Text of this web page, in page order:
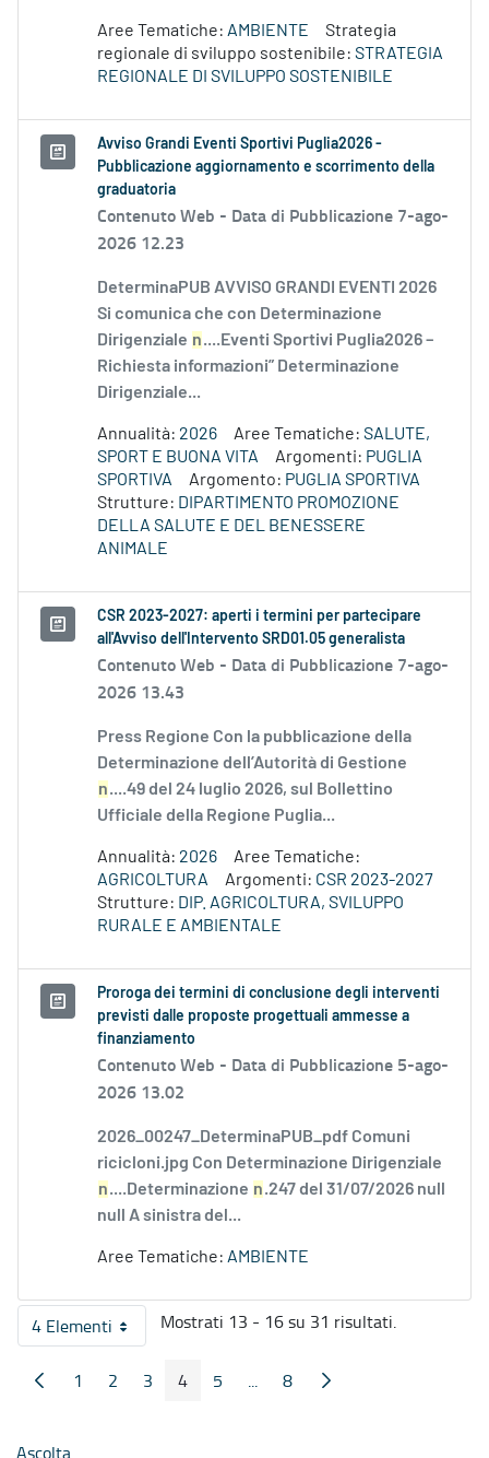
Aree Tematiche: AMBIENTE
Strategia
regionale di sviluppo sostenibile: STRATEGIA
REGIONALE DI SVILUPPO SOSTENIBILE
Avviso Grandi Eventi Sportivi Puglia2026 -
Pubblicazione aggiornamento e scorrimento della
graduatoria
Contenuto Web - Data di Pubblicazione 7-ago-
2026 12.23
DeterminaPUB AVVISO GRANDI EVENTI 2026
Si comunica che con Determinazione
Dirigenziale n....Eventi Sportivi Puglia2026 –
Richiesta informazioni” Determinazione
Dirigenziale...
Annualità: 2026 Aree Tematiche: SALUTE,
SPORT E BUONA VITA
Argomenti: PUGLIA
SPORTIVA
Argomento: PUGLIA SPORTIVA
Strutture: DIPARTIMENTO PROMOZIONE
DELLA SALUTE E DEL BENESSERE
ANIMALE
CSR 2023-2027: aperti i termini per partecipare
all'Avviso dell'Intervento SRD01.05 generalista
Contenuto Web - Data di Pubblicazione 7-ago-
2026 13.43
Press Regione Con la pubblicazione della
Determinazione dell’Autorità di Gestione
n....49 del 24 luglio 2026, sul Bollettino
Ufficiale della Regione Puglia...
Annualità: 2026
Aree Tematiche:
AGRICOLTURA
Argomenti: CSR 2023-2027
Strutture: DIP. AGRICOLTURA, SVILUPPO
RURALE E AMBIENTALE
Proroga dei termini di conclusione degli interventi
previsti dalle proposte progettuali ammesse a
finanziamento
Contenuto Web - Data di Pubblicazione 5-ago-
2026 13.02
2026_00247_DeterminaPUB_pdf Comuni
ricicloni.jpg Con Determinazione Dirigenziale
n....Determinazione n.247 del 31/07/2026 null
null A sinistra del...
Aree Tematiche: AMBIENTE
4 ElementiPer pagina
Mostrati 13 - 16 su 31 risultati.
Pagina Precedente
Pagina
1 Pagina
2 Pagina
3 Pagina
4 Pagina
5 ...
Pagine intermedie
Pagina
8 Pagina Seguente
Ascolta